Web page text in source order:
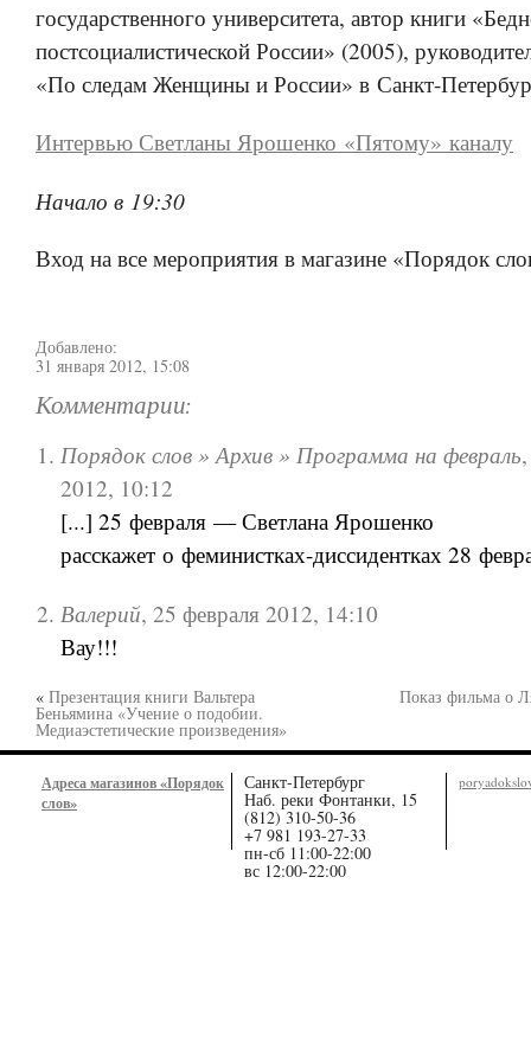
государственного университета, автор книги
постсоциалистической России» (2005),
«По следам Женщины и России» в Санкт-
Интервью Светланы Ярошенко «Пятому» каналу
Начало в 19:30
Вход на все мероприятия в магазине «Порядок
Добавлено:
31 января 2012, 15:08
Комментарии:
Порядок слов » Архив » Программа на февраль
2012, 10:12
[...] 25 февраля — Светлана Ярошенко
расскажет о феминистках-диссидентках 28
Валерий,25 февраля 2012, 14:10
Вау!!!
« Презентация книги Вальтера
Беньямина «Учение о подобии.
Медиаэстетические произведения»
Показ фильма о
Адреса магазинов «Порядок
слов»
Санкт-Петербург
Наб. реки Фонтанки, 15
(812) 310-50-36
+7 981 193-27-33
пн-сб 11:00-22:00
вс 12:00-22:00